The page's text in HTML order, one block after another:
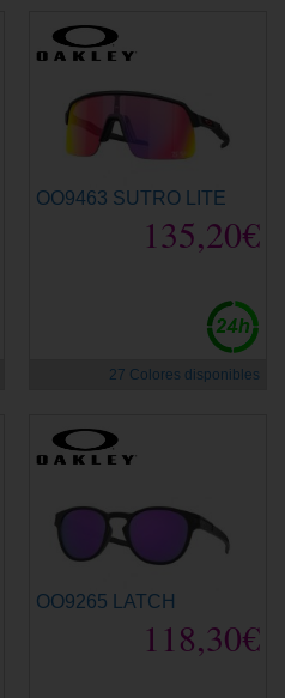
OO9463 SUTRO LITE
135,20€
27 Colores disponibles
OO9265 LATCH
118,30€